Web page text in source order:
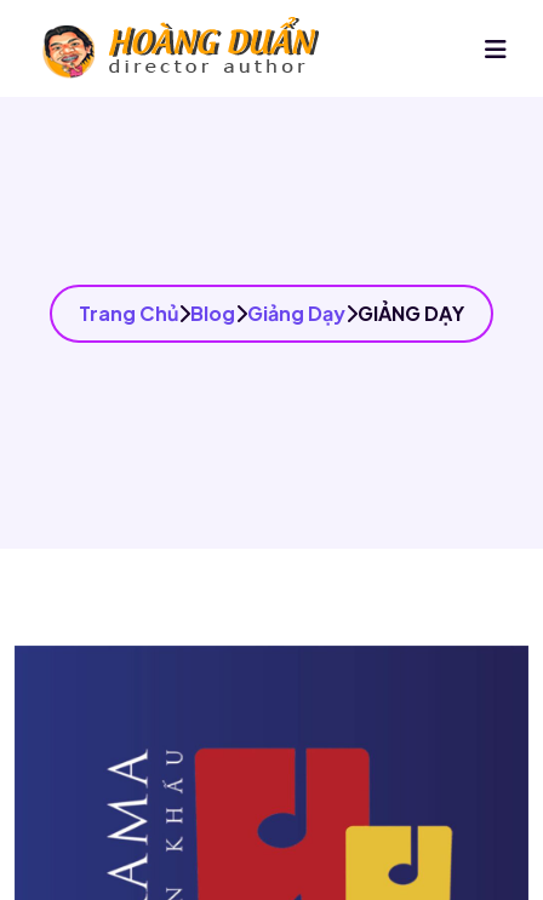
Trang Chủ Blog Giảng Dạy GIẢNG DẠY